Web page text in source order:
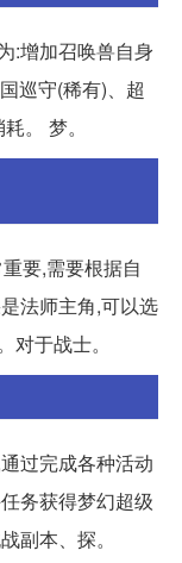
:增加召唤兽自身
巡守(稀有)、超
。 梦。
要,需要根据自
法师主角,可以选
于战士。
过完成各种活动
务获得梦幻超级
副本、探。